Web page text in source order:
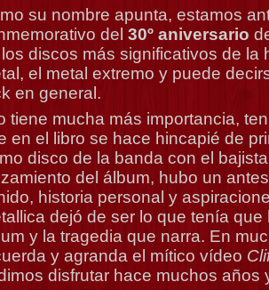
su nombre apunta, estamos
del 30º aniversario
discos más significativos de la
el metal extremo y puede
en general.
tiene mucha más importancia,
en el libro se hace hincapié de
disco de la banda con el
del álbum, hubo un
historia personal y
dejó de ser lo que tenía
y la tragedia que narra. En
y agranda el mítico vídeo
disfrutar hace muchos años